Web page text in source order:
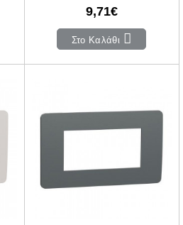
9,71€
Στο Καλάθι